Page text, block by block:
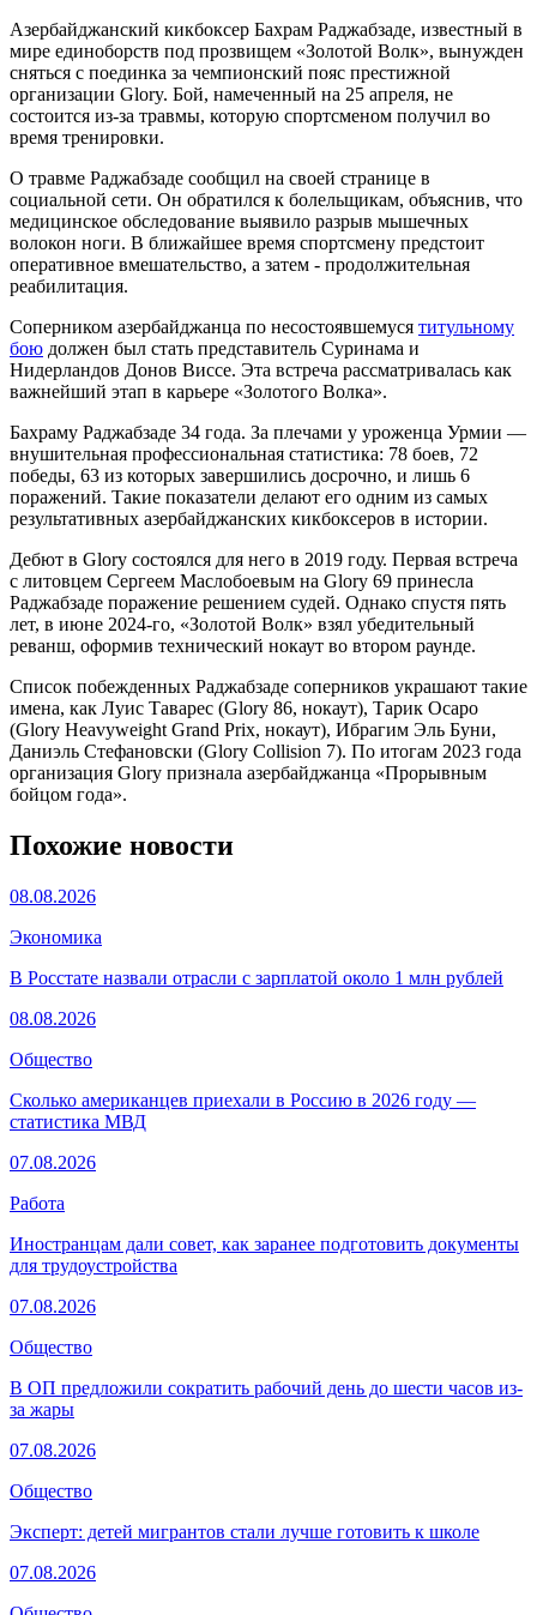
Азербайджанский кикбоксер Бахрам Раджабзаде, известный в
мире единоборств под прозвищем «Золотой Волк», вынужден
сняться с поединка за чемпионский пояс престижной
организации Glory. Бой, намеченный на 25 апреля, не
состоится из-за травмы, которую спортсменом получил во
время тренировки.
О травме Раджабзаде сообщил на своей странице в
социальной сети. Он обратился к болельщикам, объяснив, что
медицинское обследование выявило разрыв мышечных
волокон ноги. В ближайшее время спортсмену предстоит
оперативное вмешательство, а затем - продолжительная
реабилитация.
Соперником азербайджанца по несостоявшемуся титульному
бою должен был стать представитель Суринама и
Нидерландов Донов Виссе. Эта встреча рассматривалась как
важнейший этап в карьере «Золотого Волка».
Бахраму Раджабзаде 34 года. За плечами у уроженца Урмии —
внушительная профессиональная статистика: 78 боев, 72
победы, 63 из которых завершились досрочно, и лишь 6
поражений. Такие показатели делают его одним из самых
результативных азербайджанских кикбоксеров в истории.
Дебют в Glory состоялся для него в 2019 году. Первая встреча
с литовцем Сергеем Маслобоевым на Glory 69 принесла
Раджабзаде поражение решением судей. Однако спустя пять
лет, в июне 2024-го, «Золотой Волк» взял убедительный
реванш, оформив технический нокаут во втором раунде.
Список побежденных Раджабзаде соперников украшают такие
имена, как Луис Таварес (Glory 86, нокаут), Тарик Осаро
(Glory Heavyweight Grand Prix, нокаут), Ибрагим Эль Буни,
Даниэль Стефановски (Glory Collision 7). По итогам 2023 года
организация Glory признала азербайджанца «Прорывным
бойцом года».
Похожие новости
08.08.2026
Экономика
В Росстате назвали отрасли с зарплатой около 1 млн рублей
08.08.2026
Общество
Сколько американцев приехали в Россию в 2026 году —
статистика МВД
07.08.2026
Работа
Иностранцам дали совет, как заранее подготовить документы
для трудоустройства
07.08.2026
Общество
В ОП предложили сократить рабочий день до шести часов из-
за жары
07.08.2026
Общество
Эксперт: детей мигрантов стали лучше готовить к школе
07.08.2026